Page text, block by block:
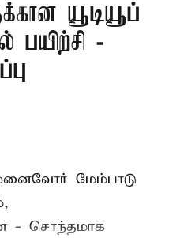
யூடியூப்
பயிற்சி -
மேம்பாடு
- சொந்தமாக